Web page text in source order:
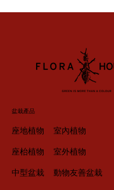
盆栽產品
座地植物
座枱植物
中型盆栽
室內植物
室外植物
動物友善盆栽